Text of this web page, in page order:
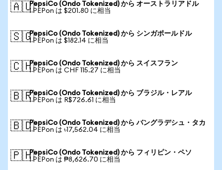
🇦🇺PepsiCo (Ondo Tokenized) から オーストラリアドル
1 PEPon は $201.80 に相当
🇸🇬PepsiCo (Ondo Tokenized) から シンガポールドル
1 PEPon は $182.14 に相当
🇨🇭PepsiCo (Ondo Tokenized) から スイスフラン
1 PEPon は CHF 115.27 に相当
🇧🇷PepsiCo (Ondo Tokenized) から ブラジル・レアル
1 PEPon は R$726.61 に相当
🇧🇩PepsiCo (Ondo Tokenized) から バングラデシュ・タカ
1 PEPon は ৳17,562.04 に相当
🇵🇭PepsiCo (Ondo Tokenized) から フィリピン・ペソ
1 PEPon は ₱8,626.70 に相当